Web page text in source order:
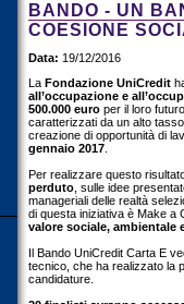
BANDO - UN
COESIONE
Data: 19/12/2016
La Fondazione UniCredit
all’occupazione e
500.000 euro per il loro
caratterizzati da un alto
creazione di opportunità di
gennaio 2017
Per realizzare questo
perduto , sulle idee
manageriali delle realtà
di questa iniziativa è Make a
valore sociale, ambientale
Il Bando UniCredit Carta E
tecnico, che ha realizzato la
candidature.